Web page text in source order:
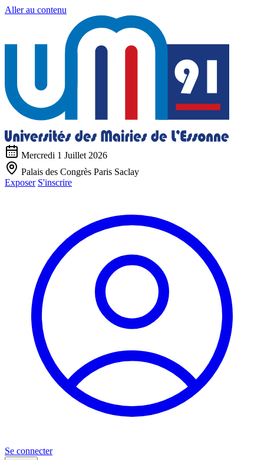
Aller au contenu
Mercredi 1 Juillet 2026
Palais des Congrès Paris Saclay
Exposer S'inscrire
Se connecter